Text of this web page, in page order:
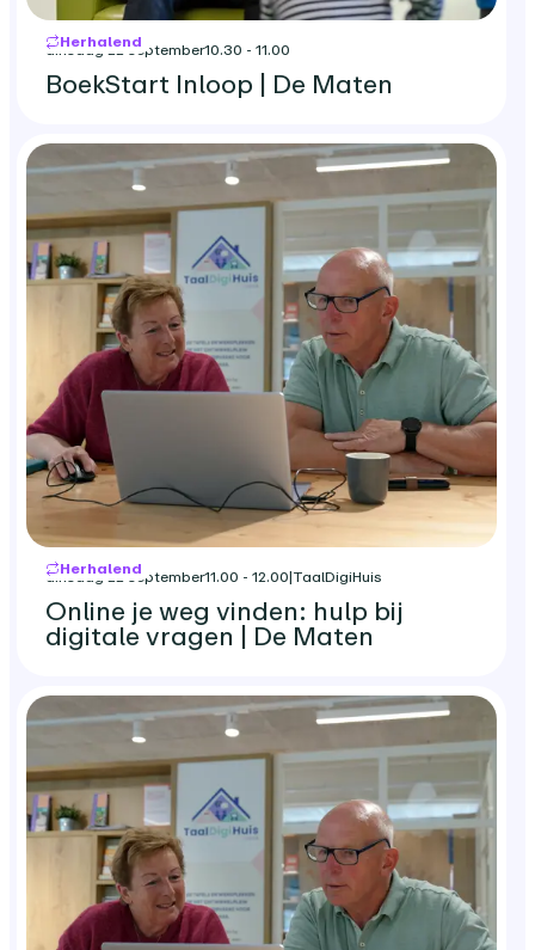
Herhalend
dinsdag 22 september10.30 - 11.00
BoekStart Inloop | De Maten
Herhalend
dinsdag 22 september11.00 - 12.00|TaalDigiHuis
Online je weg vinden: hulp bij
digitale vragen | De Maten